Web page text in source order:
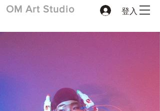
​OM Art Studio 登入